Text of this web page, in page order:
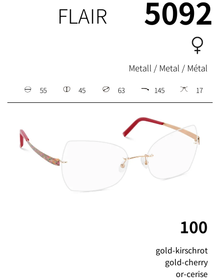
FLAIR 5092
Metall / Metal / Métal
55 45 63 145 17
100
gold-kirschrot
gold-cherry
or-cerise